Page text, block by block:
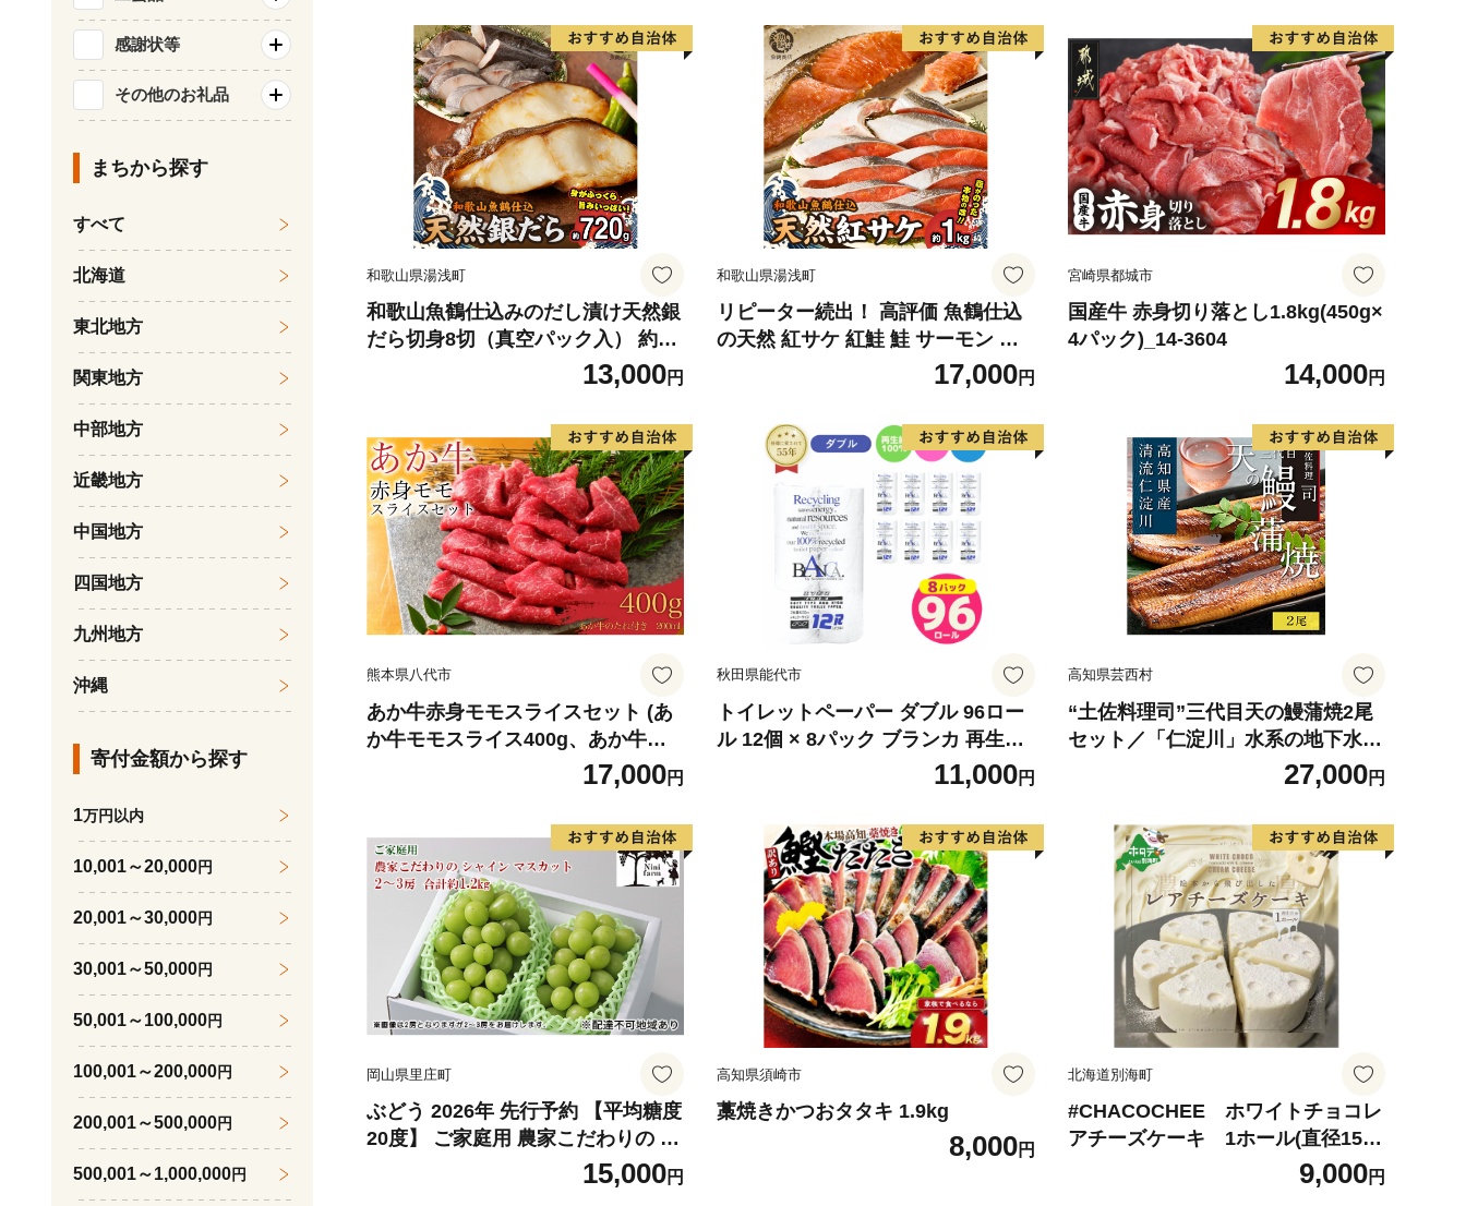
旬の果物 旬のフルーツ
和歌山県湯浅町
和歌山魚鶴仕込みのだし漬け天然銀
だら切身8切（真空パック入） 約72
0g 小分け 独自製法 良質な脂 ふっ
くら 柔らかい 身質 甘み 旨味 白身
魚のトロ 梅酒 北海道南産 真こんぶ
だし漬け 煮付け ムニエル 味噌漬け
鍋物 冷凍 湯浅町 送料無料_G7334
13,000円
和歌山県湯浅町
リピーター続出！ 高評価 魚鶴仕込
の天然 紅サケ 紅鮭 鮭 サーモン 切
身 切り身 約1kg レビュー高評価 小
分け 真空パック 梅酒 真昆布 使用
だし まろやか 天然 鮭 魚 海の幸 海
鮮 魚介 食品 食べ物 おかず お弁当
水産加工品 冷凍 グルメ お取り寄せ
和歌山県 湯浅町 送料無料_G7317
17,000円
宮崎県都城市
国産牛 赤身切り落とし1.8kg(450g×
4パック)_14-3604
14,000円
熊本県八代市
あか牛赤身モモスライスセット (あ
か牛モモスライス400g、あか牛の
17,000円
秋田県能代市
トイレットペーパー ダブル 96ロー
ル 12個 × 8パック ブランカ 再生紙
100％ 芯あり 日用品 消耗品 無香料
生活用品 備蓄 秋田県 能代市 送料無
料 《能代製紙》
11,000円
高知県芸西村
“土佐料理司”三代目天の鰻蒲焼2尾
セット／「仁淀川」水系の地下水使
用 完全無投薬養殖 国産・高知県産
〈高知市共通返礼品〉うなぎ 真空
パック （ウナギう・たれセット）
27,000円
岡山県里庄町
ぶどう 2026年 先行予約 【平均糖度
20度】 ご家庭用 農家こだわりの シ
ャイン マスカット 2～3房 合計約1.
2kg ブドウ 葡萄 岡山県産 国産 フル
15,000円
高知県須崎市
藁焼きかつおタタキ 1.9kg
8,000円
北海道別海町
#CHACOCHEE ホワイトチョコレ
アチーズケーキ 1ホール(直径15c
m)（北海道,別海町,チーズ,ちーず,
チーズケーキ,ふるさと納税）
9,000円
感謝状等
その他のお礼品
まちから探す
すべて
北海道
東北地方
関東地方
中部地方
近畿地方
中国地方
四国地方
九州地方
沖縄
寄付金額から探す
1万円以内
10,001～20,000円
20,001～30,000円
30,001～50,000円
50,001～100,000円
100,001～200,000円
200,001～500,000円
500,001～1,000,000円